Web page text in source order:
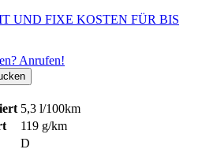
UND FIXE KOSTEN FÜR BIS
Anrufen!
5,3 l/100km
119 g/km
D